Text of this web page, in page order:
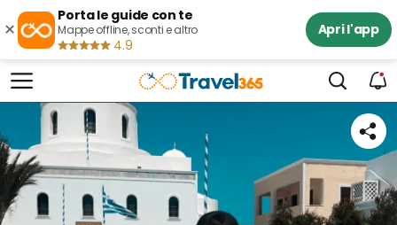
×
Porta le guide con te
Mappe offline, sconti e altro
4.9
Apri l'app